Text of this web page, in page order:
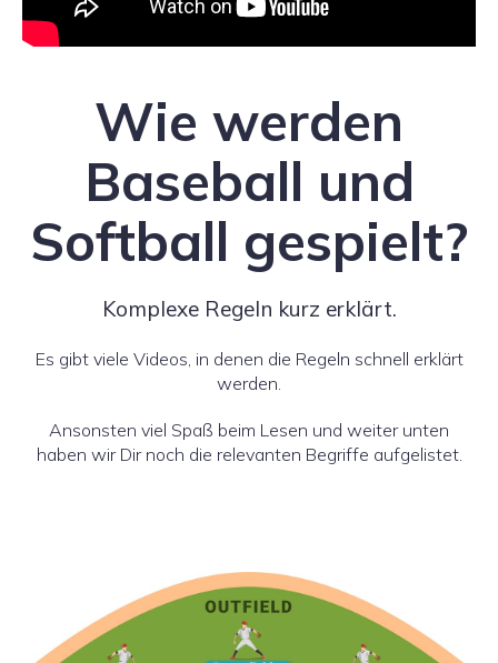
Wie werden
Baseball und
Softball gespielt?
Komplexe Regeln kurz erklärt.
Es gibt viele Videos, in denen die Regeln schnell erklärt
werden.
Ansonsten viel Spaß beim Lesen und weiter unten
haben wir Dir noch die relevanten Begriffe aufgelistet.